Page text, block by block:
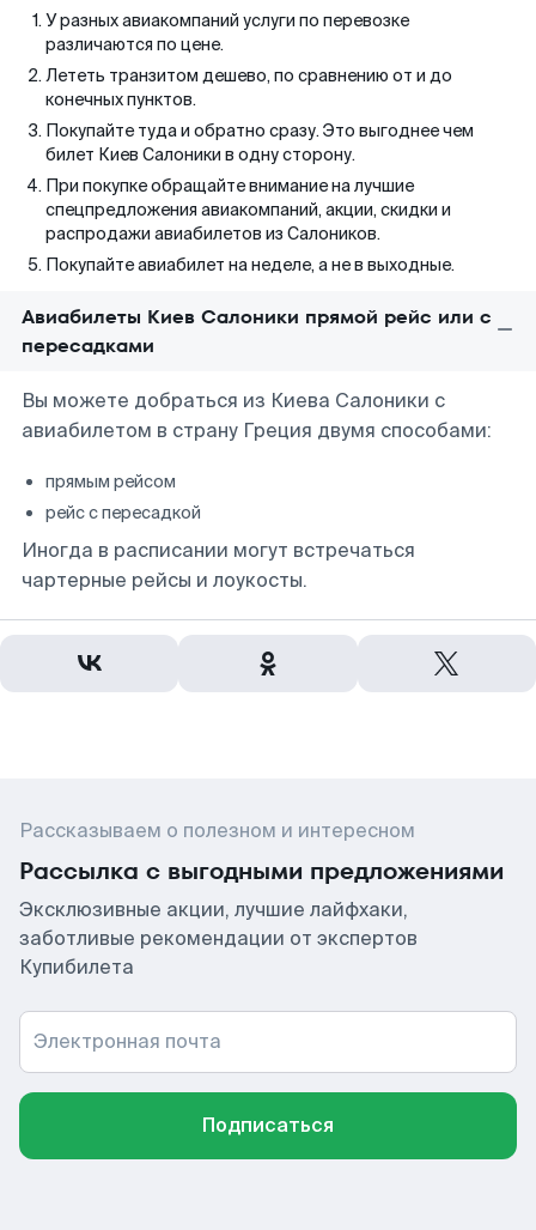
У разных авиакомпаний услуги по перевозке
различаются по цене.
Лететь транзитом дешево, по сравнению от и до
конечных пунктов.
Покупайте туда и обратно сразу. Это выгоднее чем
билет Киев Салоники в одну сторону.
При покупке обращайте внимание на лучшие
спецпредложения авиакомпаний, акции, скидки и
распродажи авиабилетов из Салоников.
Покупайте авиабилет на неделе, а не в выходные.
Авиабилеты Киев Салоники прямой рейс или с
пересадками
Вы можете добраться из Киева Салоники с
авиабилетом в страну Греция двумя способами:
прямым рейсом
рейс с пересадкой
Иногда в расписании могут встречаться
чартерные рейсы и лоукосты.
Рассказываем о полезном и интересном
Рассылка с выгодными предложениями
Эксклюзивные акции, лучшие лайфхаки,
заботливые рекомендации от экспертов
Купибилета
Электронная почта
Подписаться